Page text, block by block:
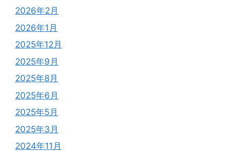
2026年2月
2026年1月
2025年12月
2025年9月
2025年8月
2025年6月
2025年5月
2025年3月
2024年11月